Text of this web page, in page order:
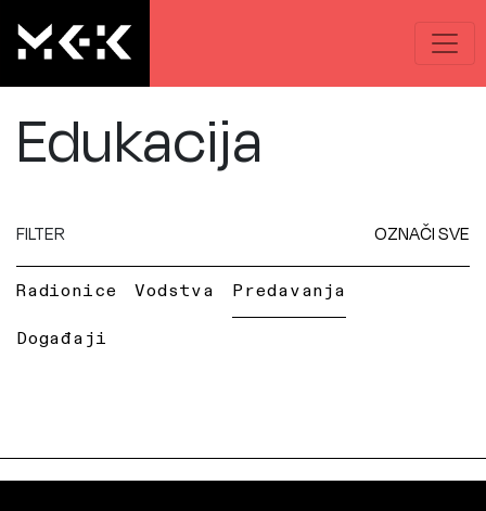
Edukacija
FILTER OZNAČI SVE
Radionice Vodstva Predavanja
Događaji